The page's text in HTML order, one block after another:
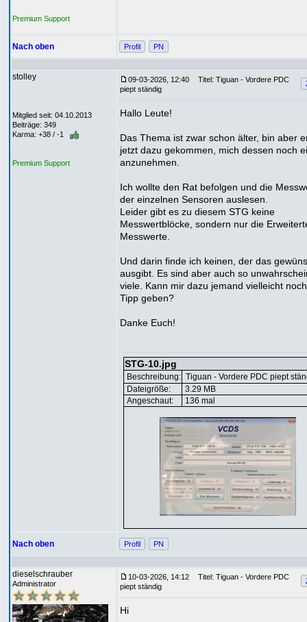
Premium Support
Nach oben Profil PN
stolley
Mitglied seit: 04.10.2013
Beiträge: 349
Karma: +38 / -1
Premium Support
09-03-2026, 12:40
Titel: Tiguan - Vordere PDC
piept ständig
Hallo Leute!
Das Thema ist zwar schon älter, bin aber
jetzt dazu gekommen, mich dessen noch
anzunehmen.
Ich wollte den Rat befolgen und die
der einzelnen Sensoren auslesen.
Leider gibt es zu diesem STG keine
Messwertblöcke, sondern nur die
Messwerte.
Und darin finde ich keinen, der das
ausgibt. Es sind aber auch so
viele. Kann mir dazu jemand vielleicht
Tipp geben?
Danke Euch!
STG-10.jpg
Beschreibung: Tiguan - Vordere PDC piept
Dateigröße:
3.29 MB
Angeschaut:
136 mal
Nach oben Profil PN
dieselschrauber
Administrator
10-03-2026, 14:12
Titel: Tiguan - Vordere PDC
piept ständig
Hi